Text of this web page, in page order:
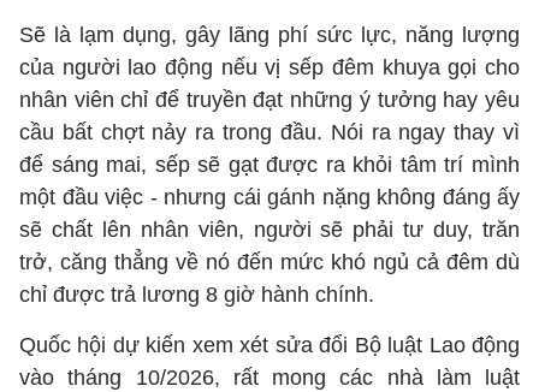
Sẽ là lạm dụng, gây lãng phí sức lực, năng lượng
của người lao động nếu vị sếp đêm khuya gọi cho
nhân viên chỉ để truyền đạt những ý tưởng hay yêu
cầu bất chợt nảy ra trong đầu. Nói ra ngay thay vì
để sáng mai, sếp sẽ gạt được ra khỏi tâm trí mình
một đầu việc - nhưng cái gánh nặng không đáng ấy
sẽ chất lên nhân viên, người sẽ phải tư duy, trăn
trở, căng thẳng về nó đến mức khó ngủ cả đêm dù
chỉ được trả lương 8 giờ hành chính.
Quốc hội dự kiến xem xét sửa đổi Bộ luật Lao động
vào tháng 10/2026, rất mong các nhà làm luật